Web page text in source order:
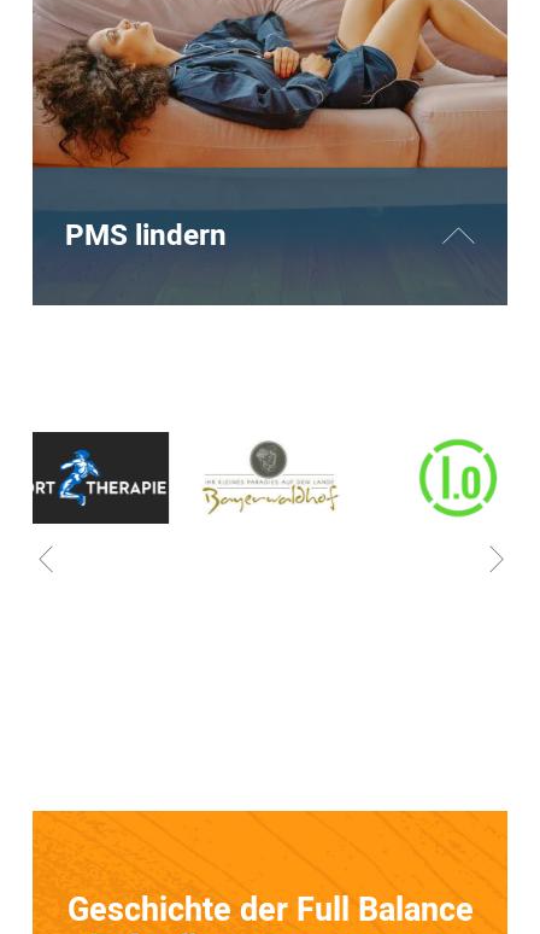
MEHR LESEN
PMS lindern
MEHR ERFAHREN
Geschichte der Full Balance